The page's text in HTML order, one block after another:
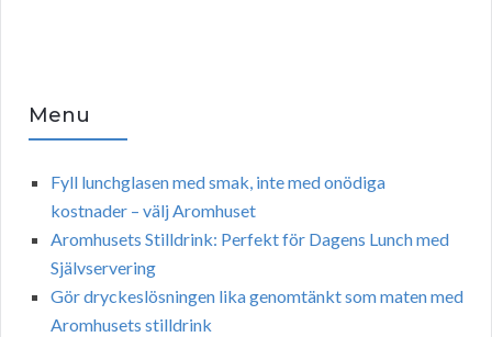
Menu
Fyll lunchglasen med smak, inte med onödiga
kostnader – välj Aromhuset
Aromhusets Stilldrink: Perfekt för Dagens Lunch med
Självservering
Gör dryckeslösningen lika genomtänkt som maten med
Aromhusets stilldrink